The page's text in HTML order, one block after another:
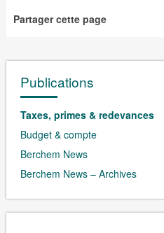
Partager cette page
Publications
Taxes, primes & redevances
Budget & compte
Berchem News
Berchem News – Archives